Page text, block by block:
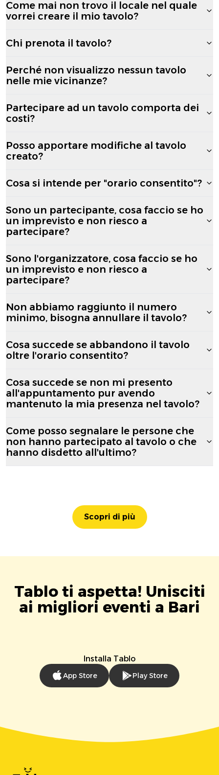
Come mai non trovo il locale nel quale
vorrei creare il mio tavolo?
Chi prenota il tavolo?
Perché non visualizzo nessun tavolo
nelle mie vicinanze?
Partecipare ad un tavolo comporta dei
costi?
Posso apportare modifiche al tavolo
creato?
Cosa si intende per "orario consentito"?
Sono un partecipante, cosa faccio se ho
un imprevisto e non riesco a
partecipare?
Sono l'organizzatore, cosa faccio se ho
un imprevisto e non riesco a
partecipare?
Non abbiamo raggiunto il numero
minimo, bisogna annullare il tavolo?
Cosa succede se abbandono il tavolo
oltre l'orario consentito?
Cosa succede se non mi presento
all'appuntamento pur avendo
mantenuto la mia presenza nel tavolo?
Come posso segnalare le persone che
non hanno partecipato al tavolo o che
hanno disdetto all'ultimo?
Scopri di più
Tablo ti aspetta! Unisciti
ai migliori eventi a Bari
Installa Tablo
App Store Play Store